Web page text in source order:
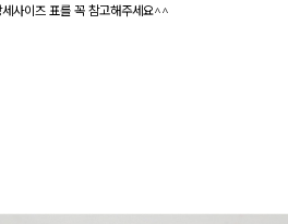
사이즈 표를 꼭 참고해주세요^^